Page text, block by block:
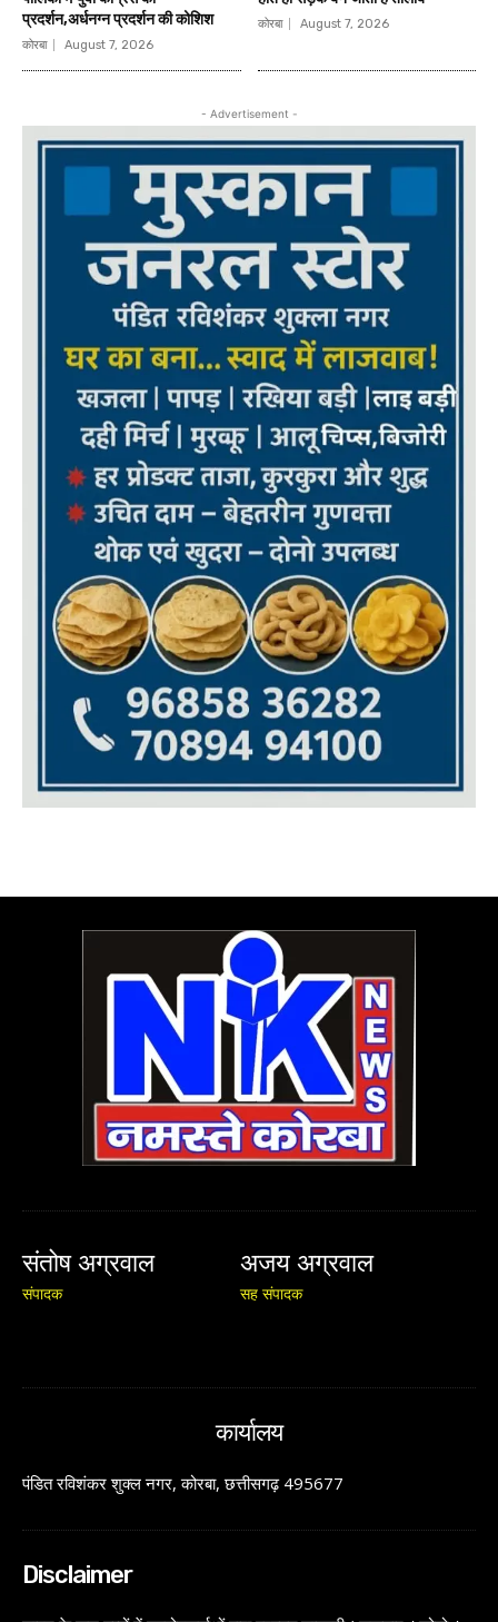
प्रदर्शन,अर्धनग्न प्रदर्शन की कोशिश
कोरबा August 7, 2026
कोरबा August 7, 2026
- Advertisement -
संतोष अग्रवाल
संपादक
अजय अग्रवाल
सह संपादक
कार्यालय
पंडित रविशंकर शुक्ल नगर, कोरबा, छत्तीसगढ़ 495677
Disclaimer